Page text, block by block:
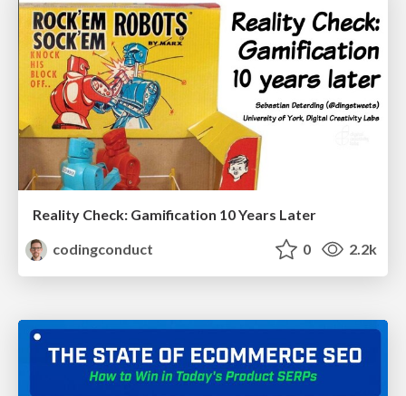
Reality Check: Gamification 10 Years Later
codingconduct
0 2.2k